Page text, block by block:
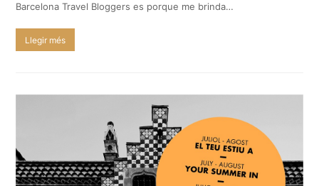
Barcelona Travel Bloggers es porque me brinda…
Llegir més